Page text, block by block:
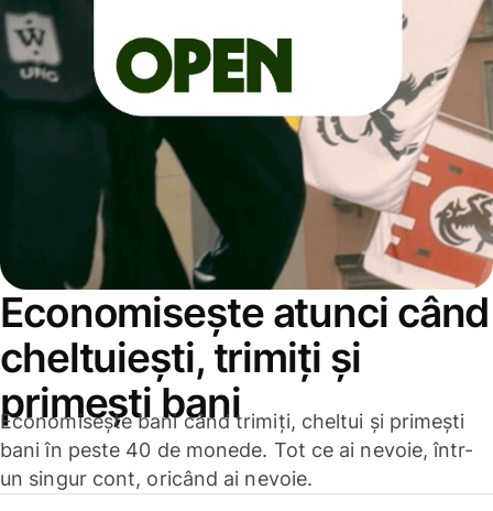
Economisește atunci când
cheltuiești, trimiți și
primești bani
Economisește bani când trimiți, cheltui și primești
bani în peste 40 de monede. Tot ce ai nevoie, într-
un singur cont, oricând ai nevoie.